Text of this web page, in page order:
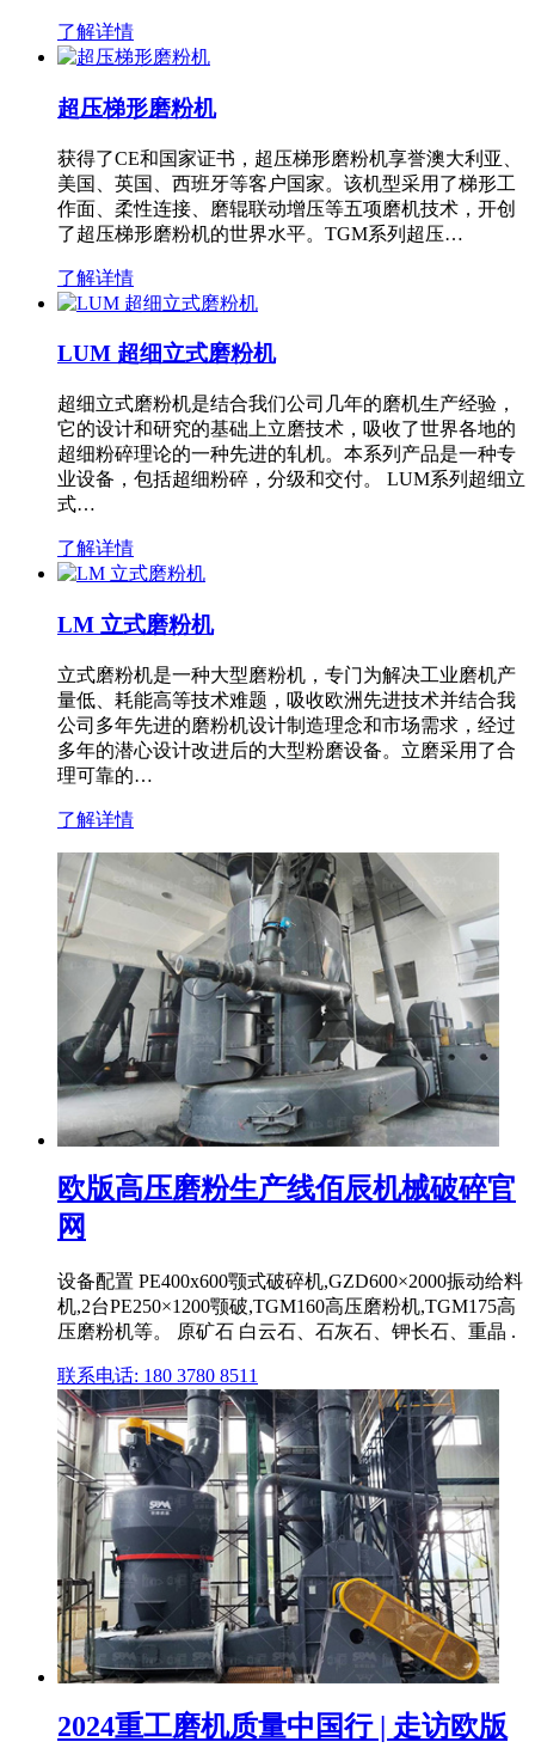
了解详情
超压梯形磨粉机
获得了CE和国家证书，超压梯形磨粉机享誉澳大利亚、
美国、英国、西班牙等客户国家。该机型采用了梯形工
作面、柔性连接、磨辊联动增压等五项磨机技术，开创
了超压梯形磨粉机的世界水平。TGM系列超压…
了解详情
LUM 超细立式磨粉机
超细立式磨粉机是结合我们公司几年的磨机生产经验，
它的设计和研究的基础上立磨技术，吸收了世界各地的
超细粉碎理论的一种先进的轧机。本系列产品是一种专
业设备，包括超细粉碎，分级和交付。 LUM系列超细立
式…
了解详情
LM 立式磨粉机
立式磨粉机是一种大型磨粉机，专门为解决工业磨机产
量低、耗能高等技术难题，吸收欧洲先进技术并结合我
公司多年先进的磨粉机设计制造理念和市场需求，经过
多年的潜心设计改进后的大型粉磨设备。立磨采用了合
理可靠的…
了解详情
欧版高压磨粉生产线佰辰机械破碎官
网
设备配置 PE400x600颚式破碎机,GZD600×2000振动给料
机,2台PE250×1200颚破,TGM160高压磨粉机,TGM175高
压磨粉机等。 原矿石 白云石、石灰石、钾长石、重晶 .
联系电话: 180 3780 8511
2024重工磨机质量中国行 | 走访欧版